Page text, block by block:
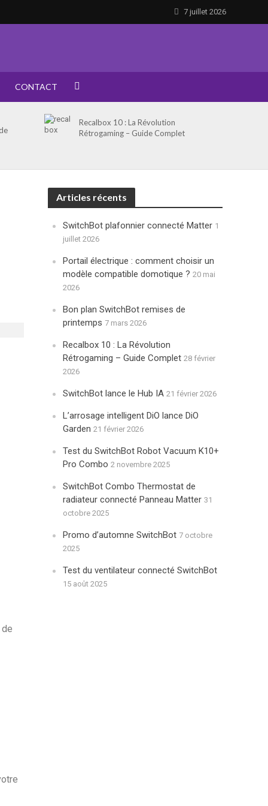
7 juillet 2026
CONTACT
Recalbox 10 : La Révolution
Rétrogaming – Guide Complet
Articles récents
SwitchBot plafonnier connecté Matter 1
juillet 2026
Portail électrique : comment choisir un
modèle compatible domotique ? 20 mai
2026
Bon plan SwitchBot remises de
printemps 7 mars 2026
Recalbox 10 : La Révolution
Rétrogaming – Guide Complet 28 février
2026
SwitchBot lance le Hub IA 21 février 2026
L’arrosage intelligent DiO lance DiO
Garden 21 février 2026
Test du SwitchBot Robot Vacuum K10+
Pro Combo 2 novembre 2025
SwitchBot Combo Thermostat de
radiateur connecté Panneau Matter 31
octobre 2025
Promo d’automne SwitchBot 7 octobre
2025
Test du ventilateur connecté SwitchBot
15 août 2025